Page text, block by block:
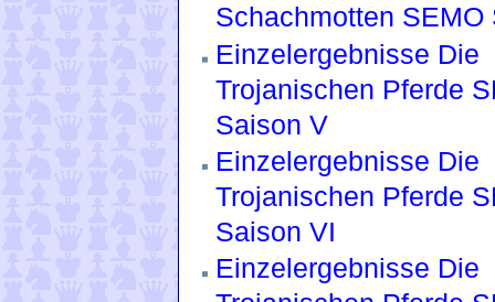
Schachmotten SEMO
Einzelergebnisse Die
Trojanischen Pferde
Saison V
Einzelergebnisse Die
Trojanischen Pferde
Saison VI
Einzelergebnisse Die